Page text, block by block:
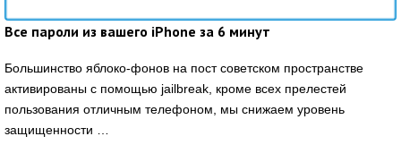
Все пароли из вашего iPhone за 6 минут
Большинство яблоко-фонов на пост советском пространстве
активированы с помощью jailbreak, кроме всех прелестей
пользования отличным телефоном, мы снижаем уровень
защищенности …